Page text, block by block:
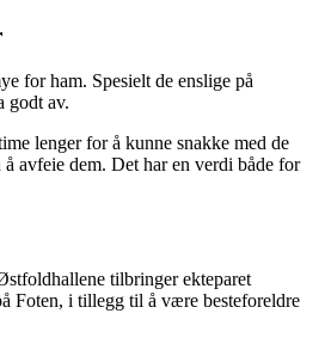
for ham. Spesielt de enslige på
godt av.
lenger for å kunne snakke med de
avfeie dem. Det har en verdi både for
tilbringer ekteparet
Foten, i tillegg til å være besteforeldre